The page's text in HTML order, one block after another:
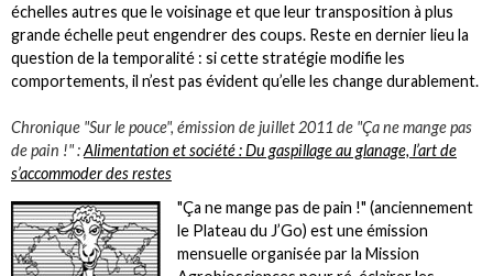
échelles autres que le voisinage et que leur transposition à plus
grande échelle peut engendrer des coups. Reste en dernier lieu la
question de la temporalité : si cette stratégie modifie les
comportements, il n’est pas évident qu’elle les change durablement.
Chronique "Sur le pouce", émission de juillet 2011 de "Ça ne mange pas
de pain !" :Alimentation et société : Du gaspillage au glanage, l’art de
s’accommoder des restes
"Ça ne mange pas de pain !" (anciennement
le Plateau du J’Go) est une émission
mensuelle organisée par la Mission